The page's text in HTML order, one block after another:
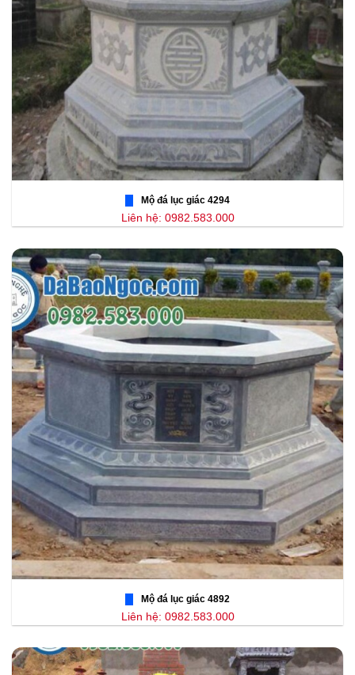
Mộ đá lục giác 4294
Liên hệ: 0982.583.000
Mộ đá lục giác 4892
Liên hệ: 0982.583.000